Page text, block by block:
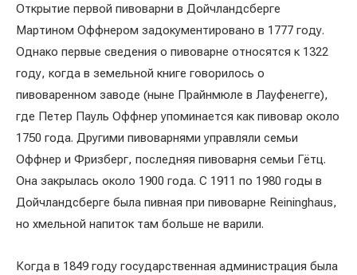
Открытие первой пивоварни в Дойчландсберге
Мартином Оффнером задокументировано в 1777 году.
Однако первые сведения о пивоварне относятся к 1322
году, когда в земельной книге говорилось о
пивоваренном заводе (ныне Прайнмюле в Лауфенегге),
где Петер Пауль Оффнер упоминается как пивовар около
1750 года. Другими пивоварнями управляли семьи
Оффнер и Фризберг, последняя пивоварня семьи Гётц.
Она закрылась около 1900 года. С 1911 по 1980 годы в
Дойчландсберге была пивная при пивоварне Reininghaus,
но хмельной напиток там больше не варили.
Когда в 1849 году государственная администрация была